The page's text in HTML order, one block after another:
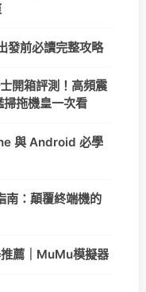
發前必讀完整攻略
開箱評測！高頻震
拖機皇一次看
與 Android 必學
：顛覆終端機的
薦｜MuMu模擬器